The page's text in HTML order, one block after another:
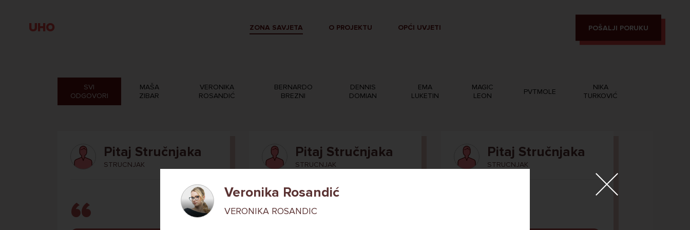
UHO ZONA SAVJETA O PROJEKTU OPĆI UVJETI POŠALJI PORUKU
SVI
ODGOVORI
MAŠA
ZIBAR
VERONIKA
ROSANDIĆ
BERNARDO
BREZNI
DENNIS
DOMIAN
EMA
LUKETIN
MAGIC
LEON
PVTMOLE
NIKA
TURKOVIĆ
Pitaj Stručnjaka
STRUCNJAK
Pitaj Stručnjaka
STRUCNJAK
Pitaj Stručnjaka
STRUCNJAK
Veronika Rosandić
VERONIKA ROSANDIC